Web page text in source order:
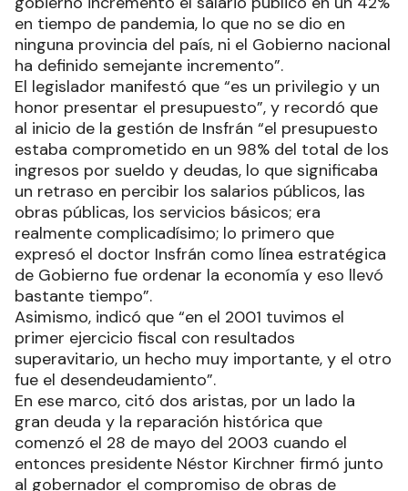
en tiempo de pandemia, lo que no se dio en
ninguna provincia del país, ni el Gobierno nacional
ha definido semejante incremento”.
El legislador manifestó que “es un privilegio y un
honor presentar el presupuesto”, y recordó que
al inicio de la gestión de Insfrán “el presupuesto
estaba comprometido en un 98% del total de los
ingresos por sueldo y deudas, lo que significaba
un retraso en percibir los salarios públicos, las
obras públicas, los servicios básicos; era
realmente complicadísimo; lo primero que
expresó el doctor Insfrán como línea estratégica
de Gobierno fue ordenar la economía y eso llevó
bastante tiempo”.
Asimismo, indicó que “en el 2001 tuvimos el
primer ejercicio fiscal con resultados
superavitario, un hecho muy importante, y el otro
fue el desendeudamiento”.
En ese marco, citó dos aristas, por un lado la
gran deuda y la reparación histórica que
comenzó el 28 de mayo del 2003 cuando el
entonces presidente Néstor Kirchner firmó junto
al gobernador el compromiso de obras de